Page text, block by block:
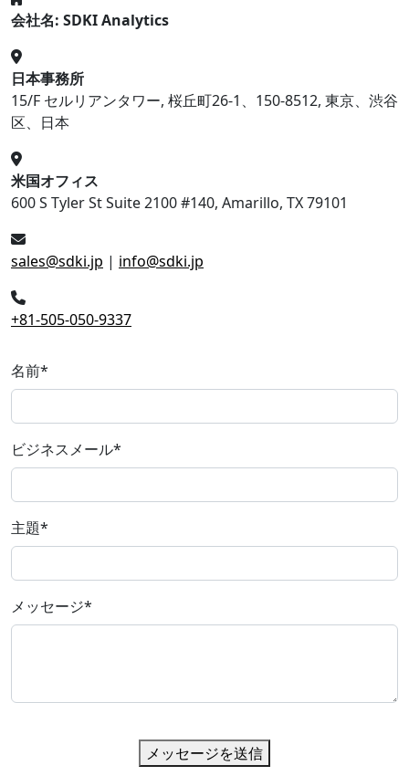
会社名: SDKI Analytics
日本事務所
15/F セルリアンタワー, 桜丘町26-1、150-8512, 東京、渋谷
区、日本
米国オフィス
600 S Tyler St Suite 2100 #140, Amarillo, TX 79101
sales@sdki.jp | info@sdki.jp
+81-505-050-9337
名前*
ビジネスメール*
主題*
メッセージ*
メッセージを送信